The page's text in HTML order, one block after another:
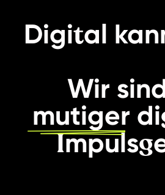
Digital
Wir
mutiger di
Impulsg